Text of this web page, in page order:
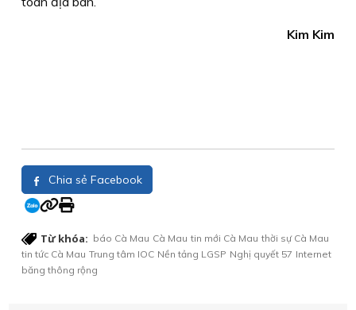
Kim Kim
Chia sẻ Facebook
Từ khóa: báo Cà Mau Cà Mau tin mới Cà Mau thời sự Cà Mau
tin tức Cà Mau Trung tâm IOC Nền tảng LGSP Nghị quyết 57 Internet
băng thông rộng